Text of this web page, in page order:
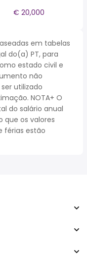
€ 20,000
em tabelas
do(a) PT, para
estado civil e
não
utilizado
NOTA+ O
do salário anual
que os valores
férias estão